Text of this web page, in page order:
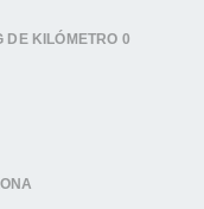
DE KILÓMETRO 0